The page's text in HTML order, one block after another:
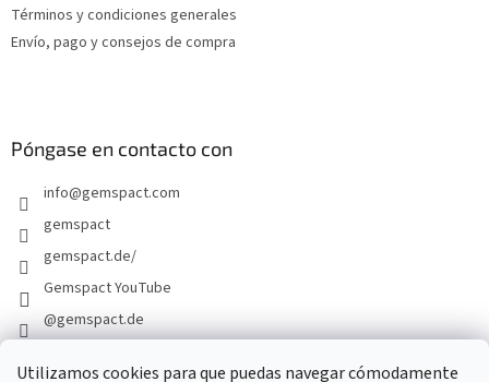
Utilizamos cookies para que puedas navegar cómodamente
n
Términos y condiciones generales
Envío, pago y consejos de compra
Póngase en contacto con
info@gemspact.com
gemspact
gemspact.de/
Gemspact YouTube
@gemspact.de